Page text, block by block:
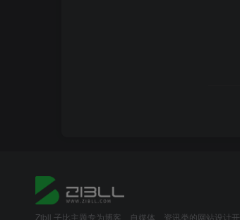
Zibll 子比主题专为博客、自媒体、资讯类的网站设计开